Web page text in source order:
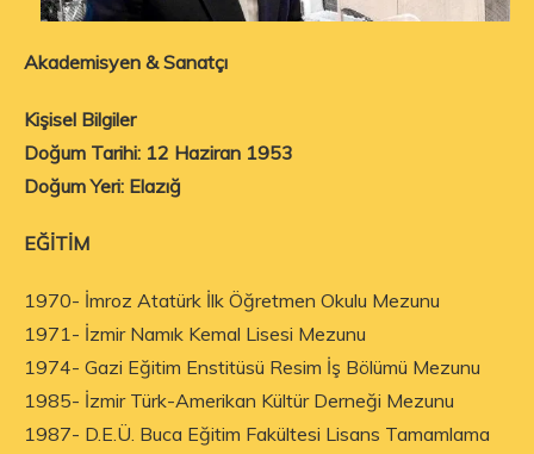
Akademisyen & Sanatçı
Kişisel Bilgiler
Doğum Tarihi: 12 Haziran 1953
Doğum Yeri: Elazığ
EĞİTİM
1970- İmroz Atatürk İlk Öğretmen Okulu Mezunu
1971- İzmir Namık Kemal Lisesi Mezunu
1974- Gazi Eğitim Enstitüsü Resim İş Bölümü Mezunu
1985- İzmir Türk-Amerikan Kültür Derneği Mezunu
1987- D.E.Ü. Buca Eğitim Fakültesi Lisans Tamamlama